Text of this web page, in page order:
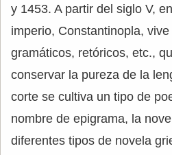
y 1453. A partir del siglo V,
imperio, Constantinopla,
gramáticos, retóricos, etc.,
conservar la pureza de la
corte se cultiva un tipo de
nombre de epigrama, la
diferentes tipos de novela